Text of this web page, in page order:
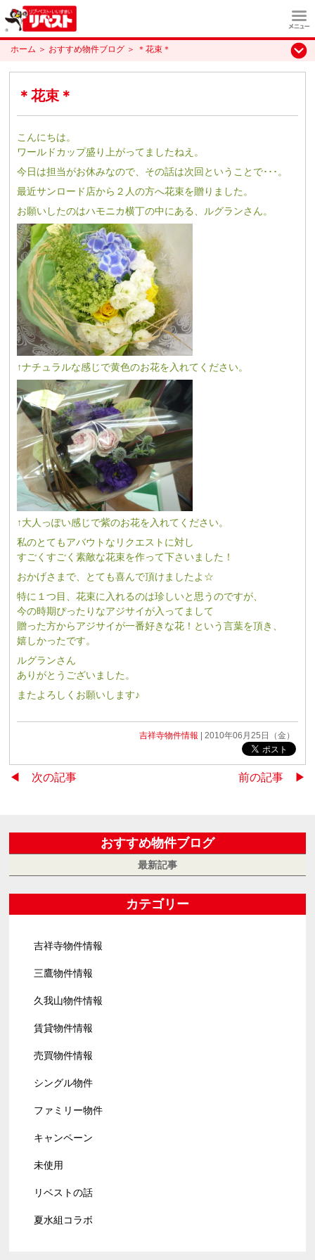
ホーム ＞ おすすめ物件ブログ ＞ ＊花束＊
＊花束＊
こんにちは。
ワールドカップ盛り上がってましたねえ。
今日は担当がお休みなので、その話は次回ということで･･･。
最近サンロード店から２人の方へ花束を贈りました。
お願いしたのはハモニカ横丁の中にある、ルグランさん。
↑ナチュラルな感じで黄色のお花を入れてください。
↑大人っぽい感じで紫のお花を入れてください。
私のとてもアバウトなリクエストに対し
すごくすごく素敵な花束を作って下さいました！
おかげさまで、とても喜んで頂けましたよ☆
特に１つ目、花束に入れるのは珍しいと思うのですが、
今の時期ぴったりなアジサイが入ってまして
贈った方からアジサイが一番好きな花！という言葉を頂き、
嬉しかったです。
ルグランさん
ありがとうございました。
またよろしくお願いします♪
吉祥寺物件情報 | 2010年06月25日（金）
◀︎ 次の記事 前の記事 ▶︎
おすすめ物件ブログ
最新記事
カテゴリー
吉祥寺物件情報
三鷹物件情報
久我山物件情報
賃貸物件情報
売買物件情報
シングル物件
ファミリー物件
キャンペーン
未使用
リベストの話
夏水組コラボ